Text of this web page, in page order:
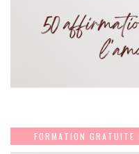
FORMATION